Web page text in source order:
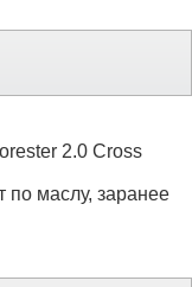
2.0 Cross
по маслу, заранее